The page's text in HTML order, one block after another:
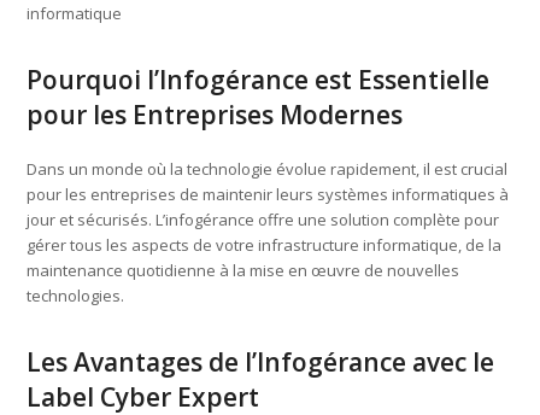
informatique
Pourquoi l’Infogérance est Essentielle
pour les Entreprises Modernes
Dans un monde où la technologie évolue rapidement, il est crucial
pour les entreprises de maintenir leurs systèmes informatiques à
jour et sécurisés. L’infogérance offre une solution complète pour
gérer tous les aspects de votre infrastructure informatique, de la
maintenance quotidienne à la mise en œuvre de nouvelles
technologies.
Les Avantages de l’Infogérance avec le
Label Cyber Expert